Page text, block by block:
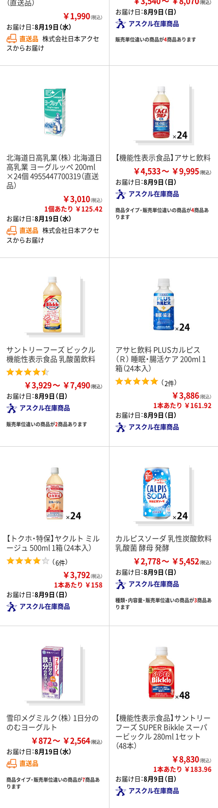
￥1,990（税込）
お届け日：8月19日（水）
直送品 株式会社日本アクセ
スからお届け
お届け日：8月9日（日）
アスクル在庫商品
販売単位違いの商品が4商品あります
北海道日高乳業（株） 北海道日
高乳業 ヨーグルッペ 200ml
×24個 4955447700319（直送
品）
￥3,010（税込）
1個あたり ￥125.42
お届け日：8月19日（水）
直送品 株式会社日本アクセ
スからお届け
【機能性表示食品】アサヒ飲料
￥4,533 ￥9,995
お届け日：8月9日（日）
アスクル在庫商品
商品タイプ・販売単位違いの商品が4商品あ
ります
サントリーフーズ ビックル
機能性表示食品 乳酸菌飲料
￥3,929 ￥7,490
お届け日：8月9日（日）
アスクル在庫商品
販売単位違いの商品が2商品あります
アサヒ飲料 PLUSカルピス
（Ｒ） 睡眠・腸活ケア 200ml 1
箱（24本入）
（2件）
￥3,886（税込）
1本あたり ￥161.92
お届け日：8月9日（日）
アスクル在庫商品
【トクホ・特保】ヤクルト ミル
ージュ 500ml 1箱（24本入）
（6件）
￥3,792（税込）
1本あたり ￥158
お届け日：8月9日（日）
アスクル在庫商品
カルピスソーダ 乳性炭酸飲料
乳酸菌 酵母 発酵
￥2,778 ￥5,452
お届け日：8月9日（日）
アスクル在庫商品
種類・内容量・販売単位違いの商品が3商品あ
ります
雪印メグミルク（株） 1日分の
のむヨーグルト
￥872 ￥2,564
お届け日：8月19日（水）
直送品
商品タイプ・販売単位違いの商品が7商品あ
ります
【機能性表示食品】サントリー
フーズ SUPER Bikkle スーパ
ービックル 280ml 1セット
（48本）
￥8,830（税込）
1本あたり ￥183.96
お届け日：8月9日（日）
アスクル在庫商品